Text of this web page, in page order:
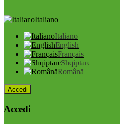
Italiano
Italiano
English
Français
Shqiptare
Română
Accedi
Accedi